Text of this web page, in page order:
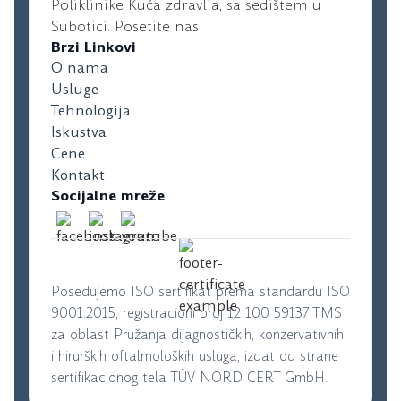
Poliklinike Kuća zdravlja, sa sedištem u
Subotici. Posetite nas!
Brzi Linkovi
O nama
Usluge
Tehnologija
Iskustva
Cene
Kontakt
Socijalne mreže
Posedujemo ISO sertifikat prema standardu ISO
9001:2015, registracioni broj 12 100 59137 TMS
za oblast Pružanja dijagnostičkih, konzervativnih
i hirurških oftalmoloških usluga, izdat od strane
sertifikacionog tela TÜV NORD CERT GmbH.